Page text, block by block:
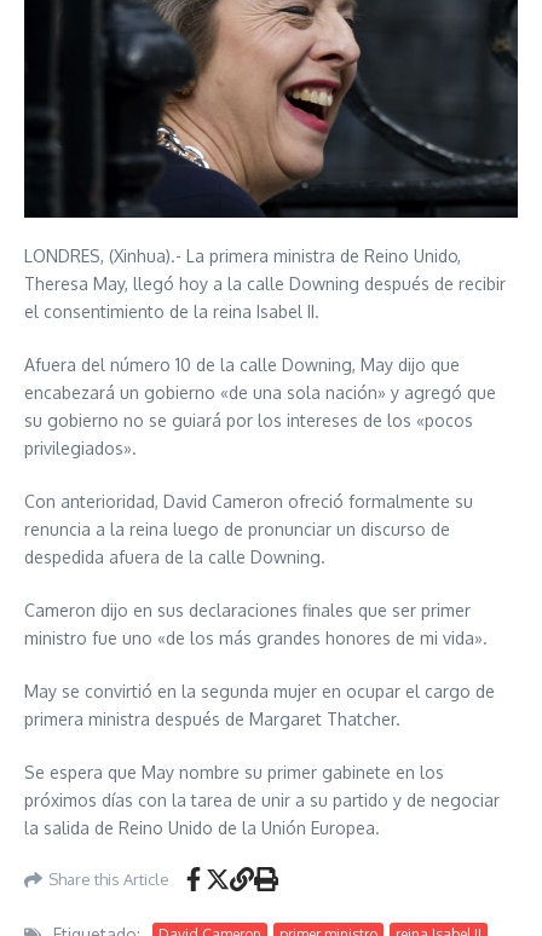
LONDRES, (Xinhua).- La primera ministra de Reino Unido,
Theresa May, llegó hoy a la calle Downing después de recibir
el consentimiento de la reina Isabel II.
Afuera del número 10 de la calle Downing, May dijo que
encabezará un gobierno «de una sola nación» y agregó que
su gobierno no se guiará por los intereses de los «pocos
privilegiados».
Con anterioridad, David Cameron ofreció formalmente su
renuncia a la reina luego de pronunciar un discurso de
despedida afuera de la calle Downing.
Cameron dijo en sus declaraciones finales que ser primer
ministro fue uno «de los más grandes honores de mi vida».
May se convirtió en la segunda mujer en ocupar el cargo de
primera ministra después de Margaret Thatcher.
Se espera que May nombre su primer gabinete en los
próximos días con la tarea de unir a su partido y de negociar
la salida de Reino Unido de la Unión Europea.
Share this Article